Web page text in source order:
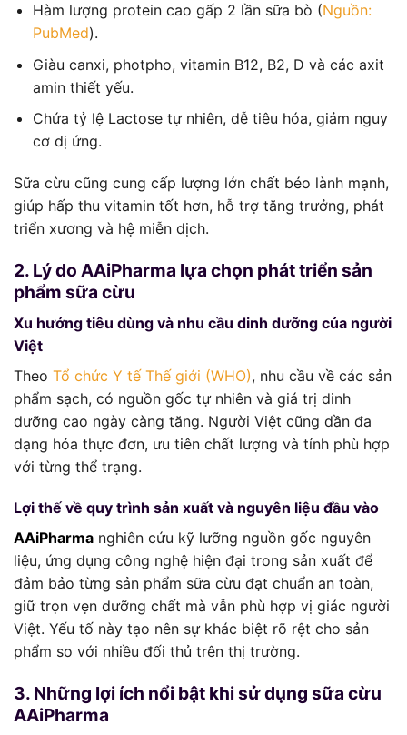
Hàm lượng protein cao gấp 2 lần sữa bò (Nguồn:
PubMed).
Giàu canxi, photpho, vitamin B12, B2, D và các axit
amin thiết yếu.
Chứa tỷ lệ Lactose tự nhiên, dễ tiêu hóa, giảm nguy
cơ dị ứng.
Sữa cừu cũng cung cấp lượng lớn chất béo lành mạnh,
giúp hấp thu vitamin tốt hơn, hỗ trợ tăng trưởng, phát
triển xương và hệ miễn dịch.
2. Lý do AAiPharma lựa chọn phát triển sản
phẩm sữa cừu
Xu hướng tiêu dùng và nhu cầu dinh dưỡng của người
Việt
Theo Tổ chức Y tế Thế giới (WHO), nhu cầu về các sản
phẩm sạch, có nguồn gốc tự nhiên và giá trị dinh
dưỡng cao ngày càng tăng. Người Việt cũng dần đa
dạng hóa thực đơn, ưu tiên chất lượng và tính phù hợp
với từng thể trạng.
Lợi thế về quy trình sản xuất và nguyên liệu đầu vào
AAiPharma nghiên cứu kỹ lưỡng nguồn gốc nguyên
liệu, ứng dụng công nghệ hiện đại trong sản xuất để
đảm bảo từng sản phẩm sữa cừu đạt chuẩn an toàn,
giữ trọn vẹn dưỡng chất mà vẫn phù hợp vị giác người
Việt. Yếu tố này tạo nên sự khác biệt rõ rệt cho sản
phẩm so với nhiều đối thủ trên thị trường.
3. Những lợi ích nổi bật khi sử dụng sữa cừu
AAiPharma